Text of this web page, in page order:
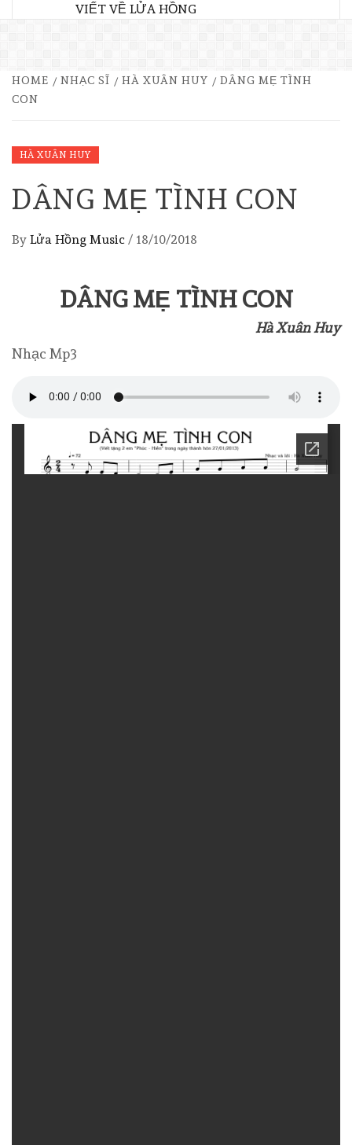
VIẾT VỀ LỬA HỒNG
HOME NHẠC SĨ HÀ XUÂN HUY
DÂNG MẸ TÌNH
CON
HÀ XUÂN HUY
DÂNG MẸ TÌNH CON
By Lửa Hồng Music / 18/10/2018
DÂNG MẸ TÌNH CON
Hà Xuân Huy
Nhạc Mp3